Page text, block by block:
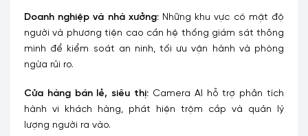
Doanh nghiệp và nhà xưởng: Những khu vực có mật độ
người và phương tiện cao cần hệ thống giám sát thông
minh để kiểm soát an ninh, tối ưu vận hành và phòng
ngừa rủi ro.
Cửa hàng bán lẻ, siêu thị: Camera AI hỗ trợ phân tích
hành vi khách hàng, phát hiện trộm cắp và quản lý
lượng người ra vào.